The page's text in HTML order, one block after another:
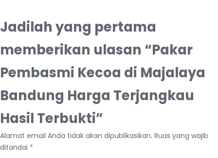
Jadilah yang pertama
memberikan ulasan “Pakar
Pembasmi Kecoa di Majalaya
Bandung Harga Terjangkau
Hasil Terbukti”
Alamat email Anda tidak akan dipublikasikan. Ruas yang wajib
ditandai *